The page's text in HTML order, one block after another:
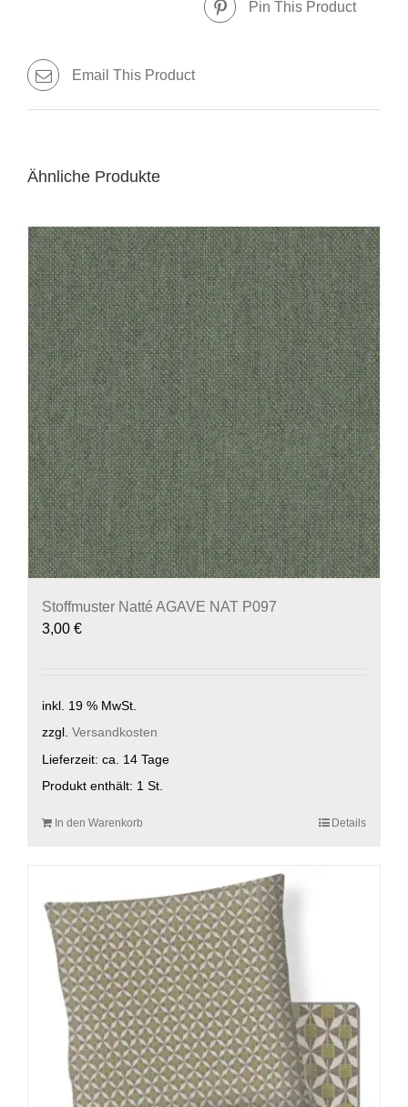
Pin This Product
Email This Product
Ähnliche Produkte
Stoffmuster Natté AGAVE NAT P097
3,00 €
inkl. 19 % MwSt.
zzgl. Versandkosten
Lieferzeit: ca. 14 Tage
Produkt enthält: 1 St.
In den Warenkorb Details